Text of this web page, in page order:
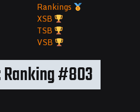
#803
Rankings
XSB
TSB
VSB